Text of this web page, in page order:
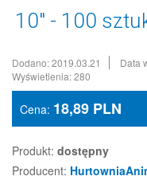
10" - 100
Dodano: 2019.03.21
Data
Wyświetlenia: 280
Cena: 18,89 PLN
Produkt: dostępny
Producent: